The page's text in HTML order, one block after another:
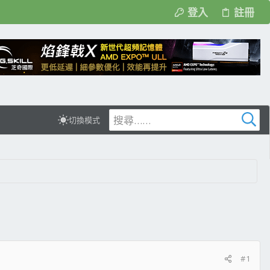
登入 註冊
切換模式
#1